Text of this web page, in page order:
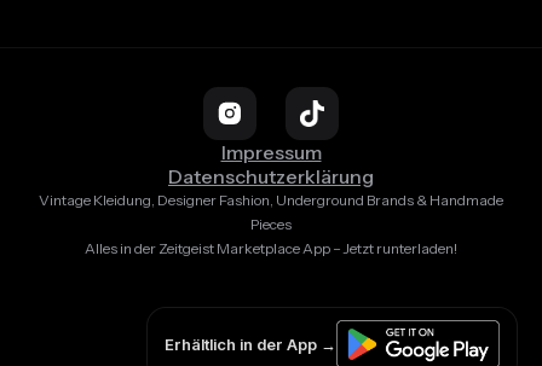
Impressum
Datenschutzerklärung
Vintage Kleidung, Designer Fashion, Underground Brands & Handmade
Pieces
Alles in der Zeitgeist Marketplace App – Jetzt runterladen!
Erhältlich in der App →